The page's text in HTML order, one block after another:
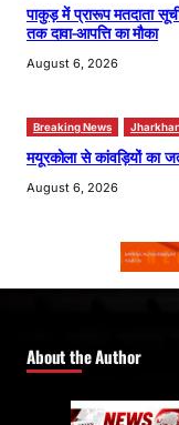
पाकुड़ में प्रारूप मतदाता
तक दावा-आपत्ति का मौका
August 6, 2026
Breaking News
मयूरकोला से कांवड़ियों का
August 6, 2026
About the Author